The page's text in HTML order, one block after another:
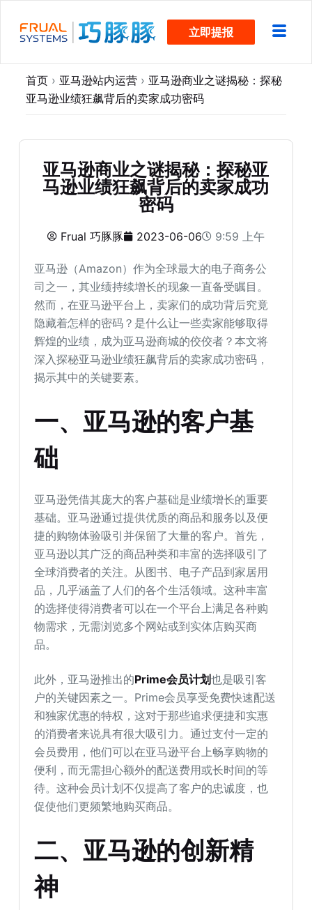
过
立即提报
首页 › 亚马逊站内运营 › 亚马逊商业之谜揭秘：探秘
亚马逊业绩狂飙背后的卖家成功密码
亚马逊商业之谜揭秘：探秘亚
马逊业绩狂飙背后的卖家成功
密码
Frual 巧豚豚 2023-06-06 9:59 上午
亚马逊（Amazon）作为全球最大的电子商务公
司之一，其业绩持续增长的现象一直备受瞩目。
然而，在亚马逊平台上，卖家们的成功背后究竟
隐藏着怎样的密码？是什么让一些卖家能够取得
辉煌的业绩，成为亚马逊商城的佼佼者？本文将
深入探秘亚马逊业绩狂飙背后的卖家成功密码，
揭示其中的关键要素。
一、亚马逊的客户基
础
亚马逊凭借其庞大的客户基础是业绩增长的重要
基础。亚马逊通过提供优质的商品和服务以及便
捷的购物体验吸引并保留了大量的客户。首先，
亚马逊以其广泛的商品种类和丰富的选择吸引了
全球消费者的关注。从图书、电子产品到家居用
品，几乎涵盖了人们的各个生活领域。这种丰富
的选择使得消费者可以在一个平台上满足各种购
物需求，无需浏览多个网站或到实体店购买商
品。
此外，亚马逊推出的Prime会员计划也是吸引客
户的关键因素之一。Prime会员享受免费快速配送
和独家优惠的特权，这对于那些追求便捷和实惠
的消费者来说具有很大吸引力。通过支付一定的
会员费用，他们可以在亚马逊平台上畅享购物的
便利，而无需担心额外的配送费用或长时间的等
待。这种会员计划不仅提高了客户的忠诚度，也
促使他们更频繁地购买商品。
二、亚马逊的创新精
神